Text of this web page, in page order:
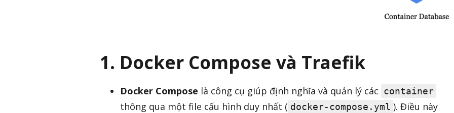
1. Docker Compose và Traefik
Docker Compose là công cụ giúp định nghĩa và quản lý các container
thông qua một file cấu hình duy nhất ( docker-compose.yml ). Điều này